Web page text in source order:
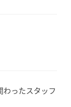
ったスタッフ